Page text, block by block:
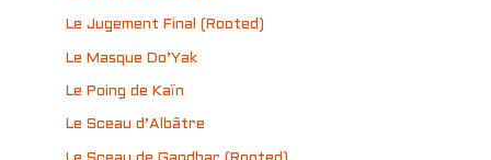
Le Jugement Final (Rooted)
Le Masque Do’Yak
Le Poing de Kaïn
Le Sceau d’Albâtre